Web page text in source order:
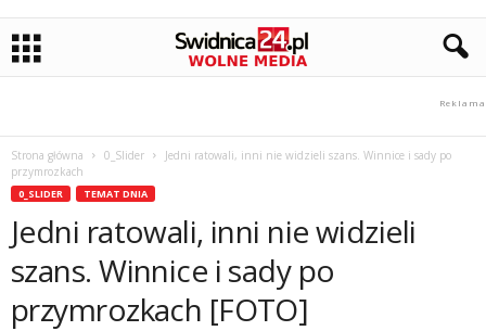
Strona główna 0_Slider
Jedni ratowali, inni nie widzieli szans. Winnice i sady po
przymrozkach
0_SLIDER TEMAT DNIA
Jedni ratowali, inni nie widzieli
szans. Winnice i sady po
przymrozkach [FOTO]